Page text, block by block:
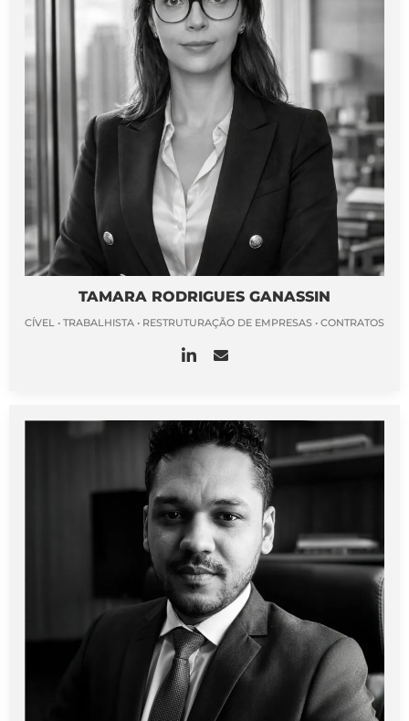
TAMARA RODRIGUES GANASSIN
CÍVEL • TRABALHISTA • RESTRUTURAÇÃO DE EMPRESAS • CONTRATOS